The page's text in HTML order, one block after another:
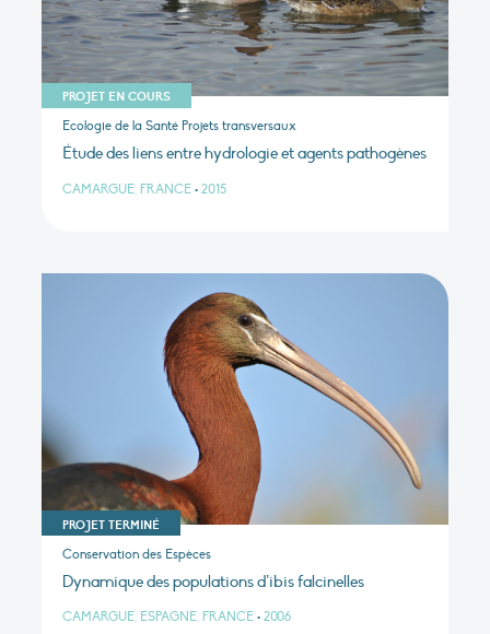
PROJET EN COURS
Ecologie de la Santé Projets transversaux
Étude des liens entre hydrologie et agents pathogènes
CAMARGUE, FRANCE • 2015
PROJET TERMINÉ
Conservation des Espèces
Dynamique des populations d’ibis falcinelles
CAMARGUE, ESPAGNE, FRANCE • 2006